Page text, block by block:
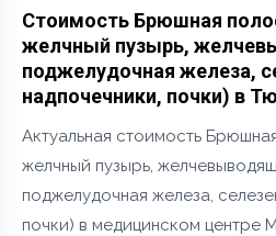
Стоимость Брюшная
желчный пузырь,
поджелудочная железа,
надпочечники, почки) в
Актуальная стоимость
желчный пузырь,
поджелудочная железа,
почки) в медицинском центре